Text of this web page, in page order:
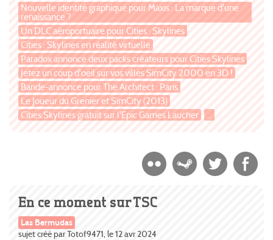
Nouvelle identité graphique pour Maxis : La marque d'une
renaissance ?
Un DLC aéroportuaire pour Cities : Skylines
Cities : Skylines en réalité virtuelle
Paradox annonce deux packs créateurs pour Cities:Skylines
Jetez un coup d'oeil sur vos villes SimCity 2000 en 3D !
Bande-annonce pour The Architect : Paris
Le Joueur du Grenier et SimCity (2013)
Cities:Skylines gratuit sur l'Epic Games Laucher
...
En ce moment sur TSC
Las Bermudas
sujet créé par Totof9471, le 12 avr 2024